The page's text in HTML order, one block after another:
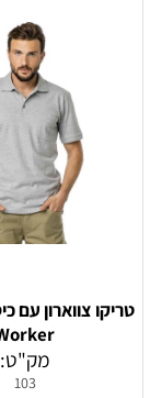
טריקו צווארון עם
מק"ט:
103